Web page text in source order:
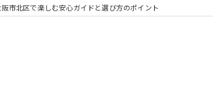
市北区で楽しむ安心ガイドと選び方のポイント